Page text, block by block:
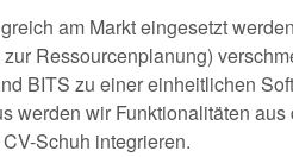
am Markt eingesetzt
Ressourcenplanung)
BITS zu einer einheitlichen
werden wir Funktionalitäten aus
Schuh integrieren.